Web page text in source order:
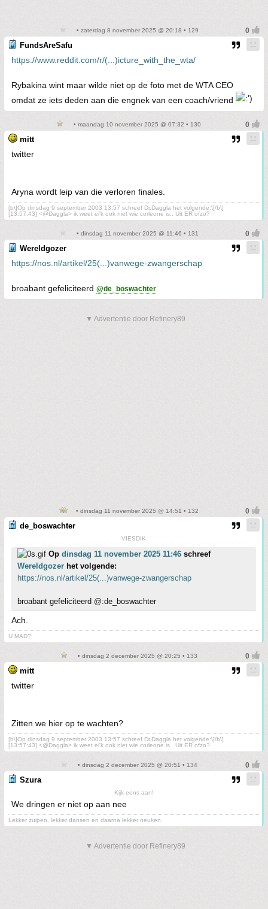
• zaterdag 8 november 2025 @ 20:18 • 129
FundsAreSafu
https://www.reddit.com/r/(...)icture_with_the_wta/
Rybakina wint maar wilde niet op de foto met de WTA CEO
omdat ze iets deden aan die engnek van een coach/vriend
• maandag 10 november 2025 @ 07:32 • 130
mitt
twitter
Aryna wordt leip van die verloren finales.
[b\]Op dinsdag 9 september 2003 13:57 schreef Dr.Daggla het volgende:\[/b\]
[13:57:43] <@Daggla> ik weet ei'k ook niet wie corleone is.. Uit ER ofzo?
• dinsdag 11 november 2025 @ 11:46 • 131
Wereldgozer
https://nos.nl/artikel/25(...)vanwege-zwangerschap
broabant gefeliciteerd @de_boswachter
▼ Advertentie door Refinery89
• dinsdag 11 november 2025 @ 14:51 • 132
de_boswachter
VIESDIK
Op dinsdag 11 november 2025 11:46 schreef
Wereldgozer het volgende:
https://nos.nl/artikel/25(...)vanwege-zwangerschap
broabant gefeliciteerd @:de_boswachter
Ach.
U MAD?
• dinsdag 2 december 2025 @ 20:25 • 133
mitt
twitter
Zitten we hier op te wachten?
[b\]Op dinsdag 9 september 2003 13:57 schreef Dr.Daggla het volgende:\[/b\]
[13:57:43] <@Daggla> ik weet ei'k ook niet wie corleone is.. Uit ER ofzo?
• dinsdag 2 december 2025 @ 20:51 • 134
Szura
Kijk eens aan!
We dringen er niet op aan nee
Lekker zuipen, lekker dansen en daarna lekker neuken.
▼ Advertentie door Refinery89